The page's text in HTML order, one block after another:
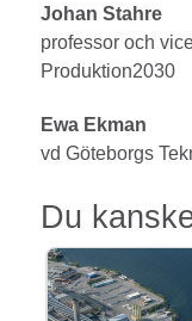
Johan Stahre
professor och
Produktion2030
Ewa Ekman
vd Göteborgs
Du